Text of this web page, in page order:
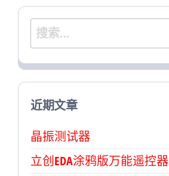
搜
索：
近期文章
晶振测试器
立创EDA涂鸦版万能遥控器